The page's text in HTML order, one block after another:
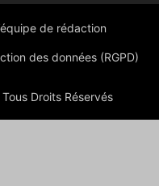
de rédaction
des données (RGPD)
Droits Réservés